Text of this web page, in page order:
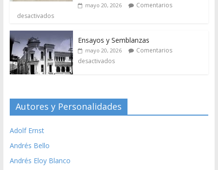
mayo 20, 2026
Comentarios
desactivados
Ensayos y Semblanzas
mayo 20, 2026
Comentarios
desactivados
Autores y Personalidades
Adolf Ernst
Andrés Bello
Andrés Eloy Blanco